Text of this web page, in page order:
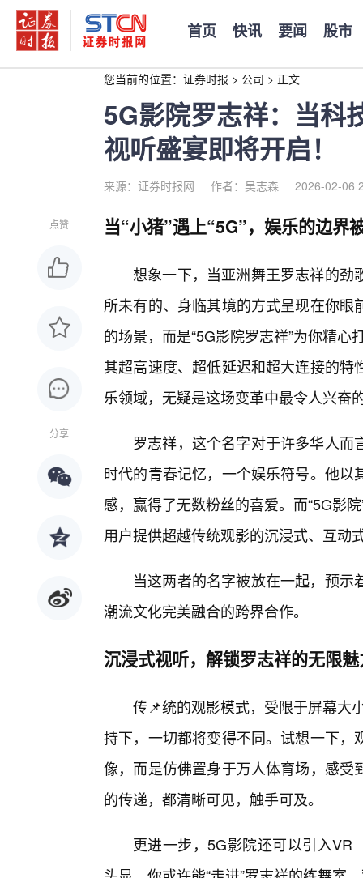
首页 快讯 要闻 股市
您当前的位置： 证券时报 > 公司 > 正文
5G影院罗志祥：当科
视听盛宴即将开启！
来源：证券时报网 作者：吴志森 2026-02-06
点赞
分享
当“小猪”遇上“5G”，娱乐的边界
想象一下，当亚洲舞王罗志祥的劲
所未有的、身临其境的方式呈现在你
的场景，而是“5G影院罗志祥”为你精
其超高速度、超低延迟和超大连接的
乐领域，无疑是这场变革中最令人兴奋
罗志祥，这个名字对于许多华人
时代的青春记忆，一个娱乐符号。他
感，赢得了无数粉丝的喜爱。而“5G影
用户提供超越传统观影的沉浸式、互动
当这两者的名字被放在一起，预
潮流文化完美融合的跨界合作。
沉浸式视听，解锁罗志祥的无限
传📌统的观影模式，受限于屏幕大
持下，一切都将变得不同。试想一下
像，而是仿佛置身于万人体育场，感
的传递，都清晰可见，触手可及。
更进一步，5G影院还可以引入VR